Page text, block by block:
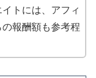
トには、アフィ
報酬額も参考程